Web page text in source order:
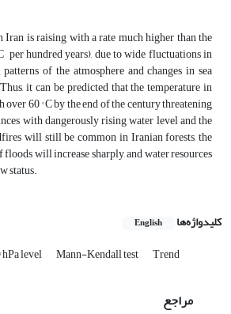
Iran is raising with a rate much higher than the
per hundred years), due to wide fluctuations in
of the atmosphere and changes in sea
it can be predicted that the temperature in
60 ° C by the end of the century threatening
with dangerously rising water level and the
will still be common in Iranian forests, the
will increase sharply, and water resources
status.
کلیدواژه‌ها English
level Mann-Kendall test Trend
مراجع